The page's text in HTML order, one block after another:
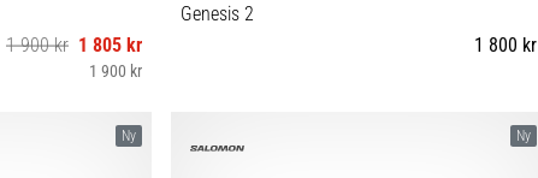
1 900 kr 1 805 kr
1 900 kr
Genesis 2
1 800 kr
Ny Ny